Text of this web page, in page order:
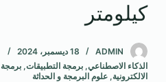
كيلومتر
ADMIN
18 ديسمبر، 2024
الذكاء الاصطناعي, برمجة التطبيقات, برمجة
الالكترونية, علوم البرمجة و الحداثة